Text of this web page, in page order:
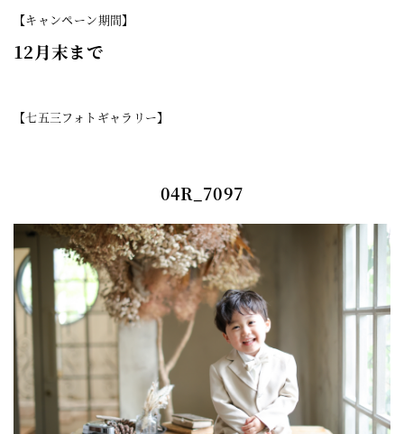
【キャンペーン期間】
12月末まで
【七五三フォトギャラリー】
04R_7097